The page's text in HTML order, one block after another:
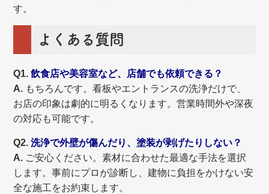
す。
よくある質問
Q1.飲食店や美容室など、店舗でも依頼できる？
A. もちろんです。看板やエントランスの洗浄だけで、
お店の印象は劇的に明るくなります。営業時間外や深夜
の対応も可能です。
Q2.洗浄で外壁が傷んだり、塗装が剥げたりしない？
A. ご安心ください。素材に合わせた最適な手法を選択
します。事前にプロが診断し、建物に負担をかけない安
全な施工をお約束します。